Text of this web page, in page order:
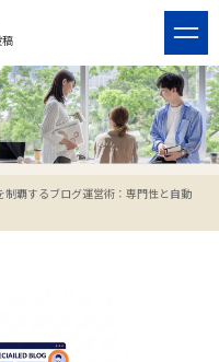
制覇するブログ運営術：専門性と自動